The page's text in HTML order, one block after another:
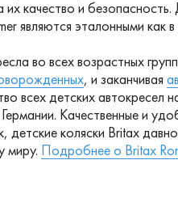
их качество и
являются эталонными как
во всех возрастных
, и заканчивая
всех детских автокресел
Качественные и
детские коляски Britax
миру.
Подробнее о Britax